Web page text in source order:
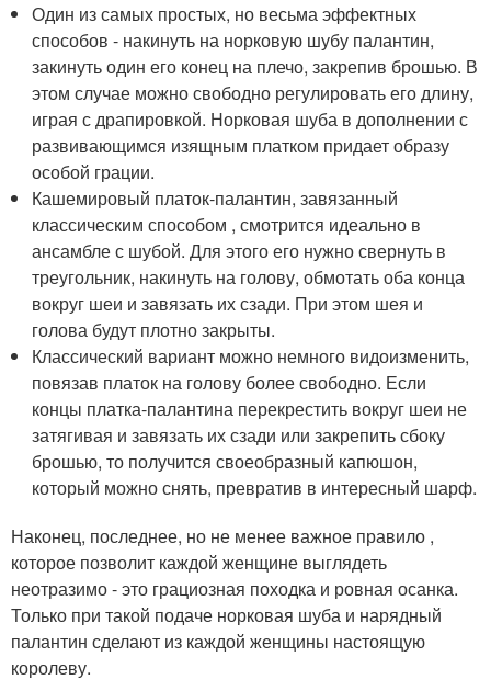
Один из самых простых, но весьма эффектных
способов - накинуть на норковую шубу палантин,
закинуть один его конец на плечо, закрепив брошью. В
этом случае можно свободно регулировать его длину,
играя с драпировкой. Норковая шуба в дополнении с
развивающимся изящным платком придает образу
особой грации.
Кашемировый платок-палантин, завязанный
классическим способом , смотрится идеально в
ансамбле с шубой. Для этого его нужно свернуть в
треугольник, накинуть на голову, обмотать оба конца
вокруг шеи и завязать их сзади. При этом шея и
голова будут плотно закрыты.
Классический вариант можно немного видоизменить,
повязав платок на голову более свободно. Если
концы платка-палантина перекрестить вокруг шеи не
затягивая и завязать их сзади или закрепить сбоку
брошью, то получится своеобразный капюшон,
который можно снять, превратив в интересный шарф.
Наконец, последнее, но не менее важное правило ,
которое позволит каждой женщине выглядеть
неотразимо - это грациозная походка и ровная осанка.
Только при такой подаче норковая шуба и нарядный
палантин сделают из каждой женщины настоящую
королеву.